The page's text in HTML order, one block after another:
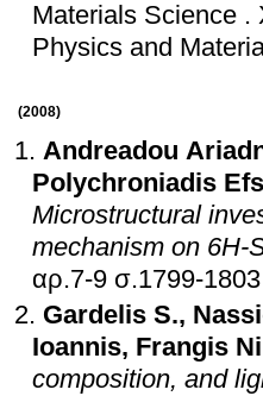
Materials Science .
Physics and
(2008)
Andreadou
Polychroniadis
Microstructural
mechanism on 6H-
αρ.7-9 σ.1799-1803
Gardelis S.,
Ioannis, Frangis
composition, and